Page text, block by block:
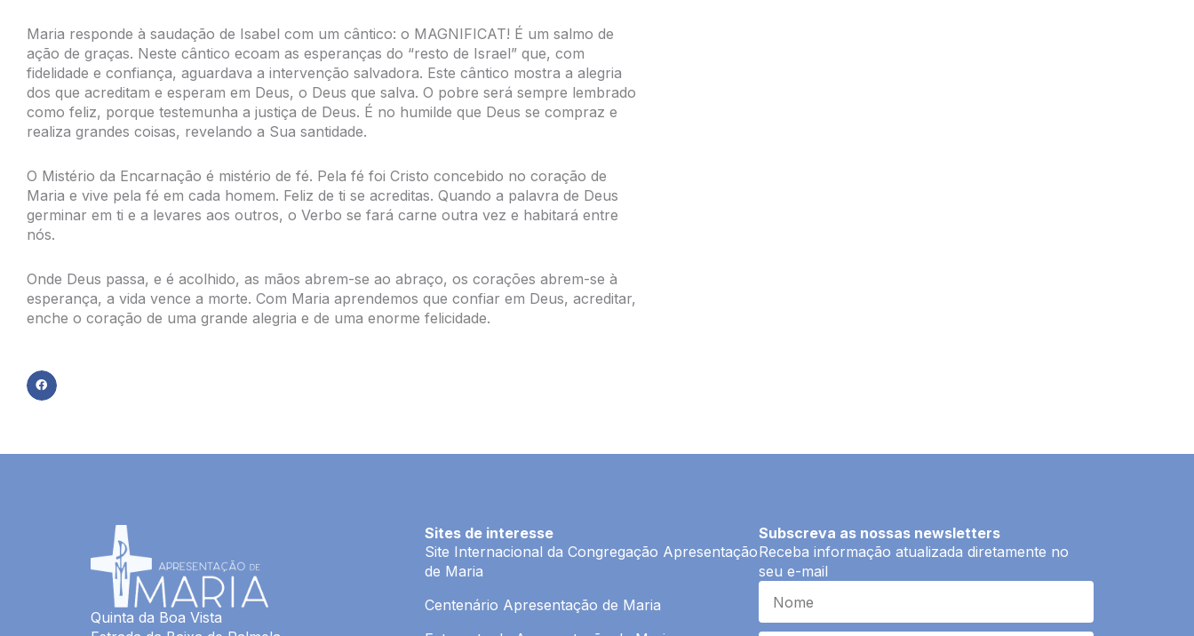
Maria responde à saudação de Isabel com um cântico: o MAGNIFICAT! É um salmo de
ação de graças. Neste cântico ecoam as esperanças do “resto de Israel” que, com
fidelidade e confiança, aguardava a intervenção salvadora. Este cântico mostra a alegria
dos que acreditam e esperam em Deus, o Deus que salva. O pobre será sempre lembrado
como feliz, porque testemunha a justiça de Deus. É no humilde que Deus se compraz e
realiza grandes coisas, revelando a Sua santidade.
O Mistério da Encarnação é mistério de fé. Pela fé foi Cristo concebido no coração de
Maria e vive pela fé em cada homem. Feliz de ti se acreditas. Quando a palavra de Deus
germinar em ti e a levares aos outros, o Verbo se fará carne outra vez e habitará entre
nós.
Onde Deus passa, e é acolhido, as mãos abrem-se ao abraço, os corações abrem-se à
esperança, a vida vence a morte. Com Maria aprendemos que confiar em Deus, acreditar,
enche o coração de uma grande alegria e de uma enorme felicidade.
Quinta da Boa Vista
Sites de interesse
Site Internacional da Congregação Apresentação
de Maria
Centenário Apresentação de Maria
Subscreva as nossas newsletters
Receba informação atualizada diretamente no
seu e-mail